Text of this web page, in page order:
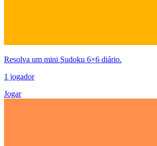
Resolva um mini Sudoku 6×6 diário.
1 jogador
Jogar